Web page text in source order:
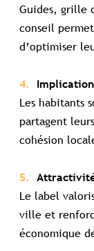
Guides, grille
conseil
d’optimiser
Les habitants
partagent
cohésion
Le label
ville et
économique